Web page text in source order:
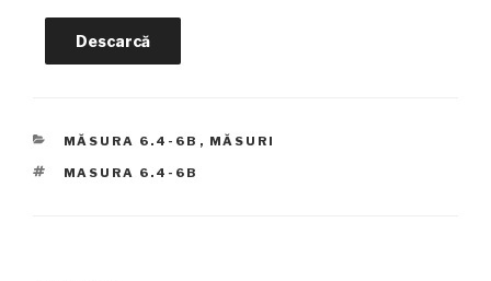
Descarcă
CATEGORII
MĂSURA 6.4-6B , MĂSURI
ETICHETE
MASURA 6.4-6B